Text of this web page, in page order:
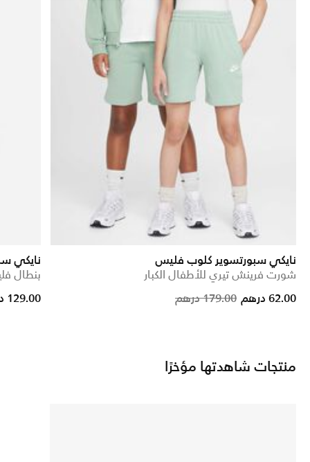
نايكي سبورتسوير كلوب فليس
شورت فرينش تيري للأطفال الكبار
Price reduced179.00 درهم to 62.00 درهم
نايكي
بنطال
129.00 درهم
منتجات شاهدتها مؤخرًا